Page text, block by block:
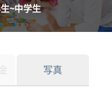
~中学生
写真